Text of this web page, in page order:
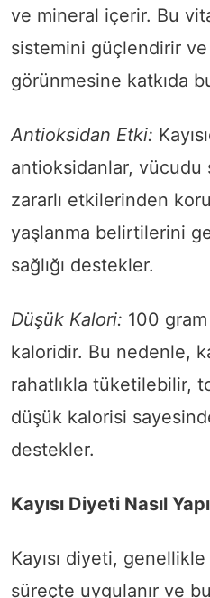
ve mineral içerir. Bu
sistemini güçlendirir ve
görünmesine katkıda
Antioksidan Etki:
antioksidanlar, vücudu
zararlı etkilerinden
yaşlanma belirtilerini
sağlığı destekler.
Düşük Kalori: 100 gram
kaloridir. Bu nedenle,
rahatlıkla tüketilebilir,
düşük kalorisi
destekler.
Kayısı Diyeti Nasıl
Kayısı diyeti,
süreçte uygulanır ve